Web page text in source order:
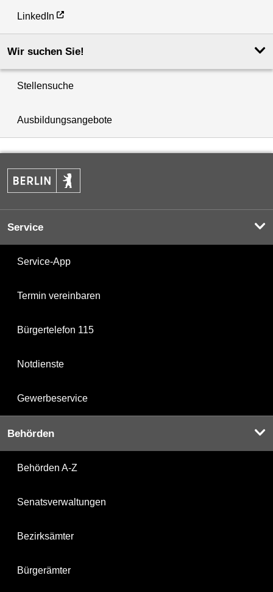
LinkedIn
Wir suchen Sie!
Stellensuche
Ausbildungsangebote
Service
Service-App
Termin vereinbaren
Bürgertelefon 115
Notdienste
Gewerbeservice
Behörden
Behörden A-Z
Senatsverwaltungen
Bezirksämter
Bürgerämter